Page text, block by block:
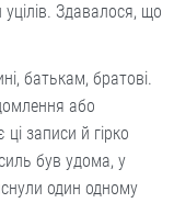
уцілів. Здавалося, що
батькам, братові.
або
записи й гірко
був удома, у
один одному